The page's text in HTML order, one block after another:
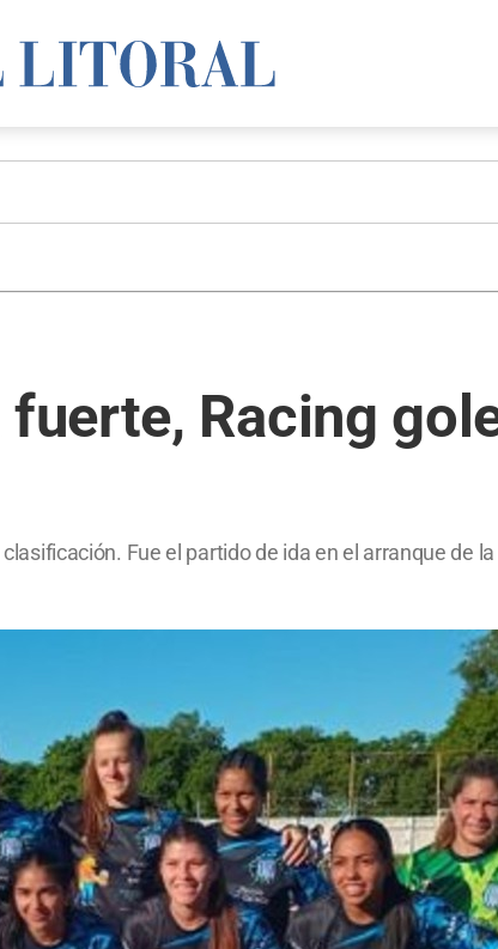
Racing
Fue el partido de ida en el arranque de